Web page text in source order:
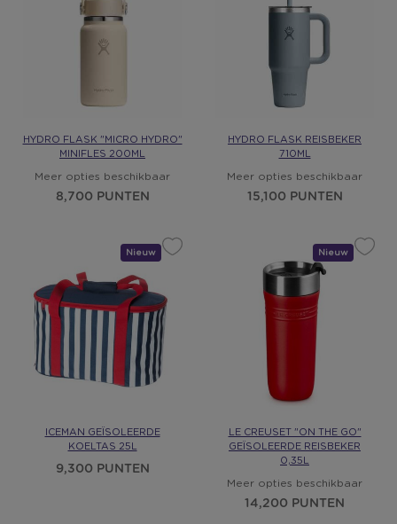
HYDRO FLASK "MICRO HYDRO"
MINIFLES 200ML
Meer opties beschikbaar
8,700 PUNTEN
HYDRO FLASK REISBEKER
710ML
Meer opties beschikbaar
15,100 PUNTEN
Nieuw
Cadeau
ICEMAN GEÏSOLEERDE
KOELTAS 25L
9,300 PUNTEN
Nieuw
Cadeau
LE CREUSET "ON THE GO"
GEÏSOLEERDE REISBEKER
0,35L
Meer opties beschikbaar
14,200 PUNTEN